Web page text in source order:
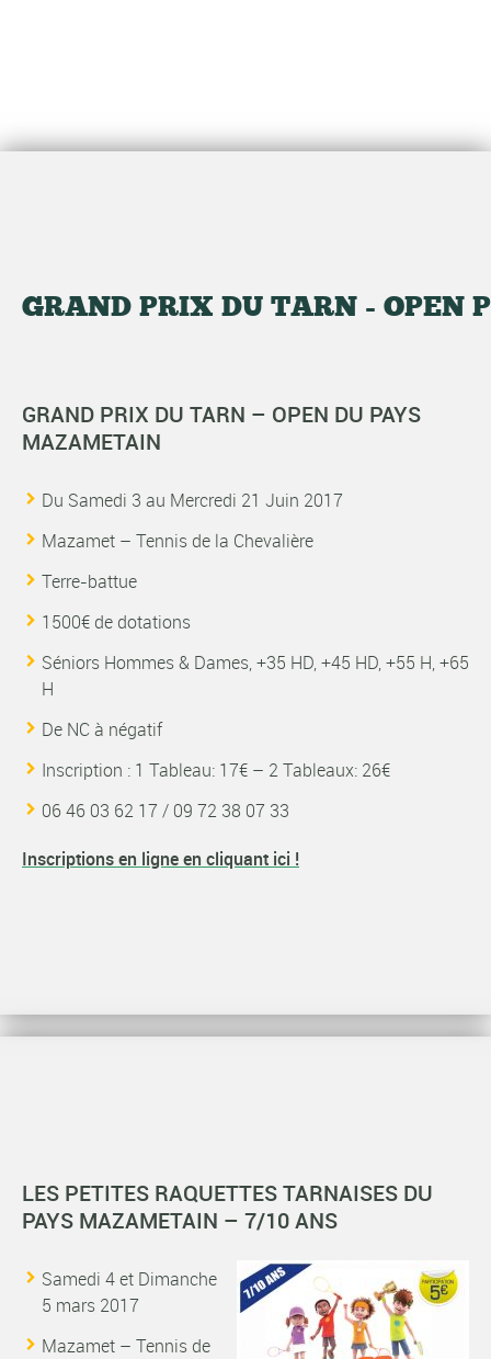
GRAND PRIX DU TARN - OPEN
GRAND PRIX DU TARN – OPEN DU PAYS
MAZAMETAIN
Du Samedi 3 au Mercredi 21 Juin 2017
Mazamet – Tennis de la Chevalière
Terre-battue
1500€ de dotations
Séniors Hommes & Dames, +35 HD, +45 HD, +55 H, +65
H
De NC à négatif
Inscription : 1 Tableau: 17€ – 2 Tableaux: 26€
06 46 03 62 17 / 09 72 38 07 33
Inscriptions en ligne en cliquant ici !
LES PETITES RAQUETTES TARNAISES DU
PAYS MAZAMETAIN – 7/10 ANS
Samedi 4 et Dimanche
5 mars 2017
Mazamet – Tennis de